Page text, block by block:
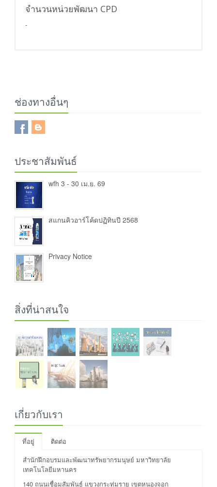
จำนวนหน่วยพัฒนา CPD
-
ช่องทางอื่นๆ
ประชาสัมพันธ์
wfh 3 - 30 เม.ย. 69
สแกนคิวอาร์โค้ดปฏิทินปี 2568
Privacy Notice
สิ่งที่น่าสนใจ
เกี่ยวกับเรา
ที่อยู่
ติดต่อ
สำนักฝึกอบรมและพัฒนาทรัพยากรมนุษย์ มหาวิทยาลัย
เทคโนโลยีมหานคร
140 ถนนเชื่อมสัมพันธ์ แขวงกระทุ่มราย เขตหนองจอก